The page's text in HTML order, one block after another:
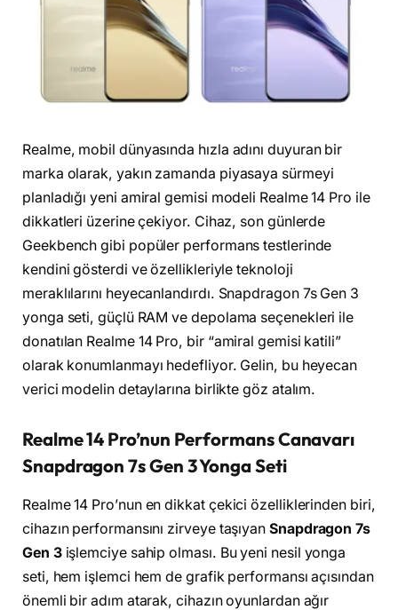
Realme, mobil dünyasında hızla adını duyuran bir
marka olarak, yakın zamanda piyasaya sürmeyi
planladığı yeni amiral gemisi modeli Realme 14 Pro ile
dikkatleri üzerine çekiyor. Cihaz, son günlerde
Geekbench gibi popüler performans testlerinde
kendini gösterdi ve özellikleriyle teknoloji
meraklılarını heyecanlandırdı. Snapdragon 7s Gen 3
yonga seti, güçlü RAM ve depolama seçenekleri ile
donatılan Realme 14 Pro, bir “amiral gemisi katili”
olarak konumlanmayı hedefliyor. Gelin, bu heyecan
verici modelin detaylarına birlikte göz atalım.
Realme 14 Pro’nun Performans Canavarı
Snapdragon 7s Gen 3 Yonga Seti
Realme 14 Pro’nun en dikkat çekici özelliklerinden biri,
cihazın performansını zirveye taşıyan Snapdragon 7s
Gen 3işlemciye sahip olması. Bu yeni nesil yonga
seti, hem işlemci hem de grafik performansı açısından
önemli bir adım atarak, cihazın oyunlardan ağır